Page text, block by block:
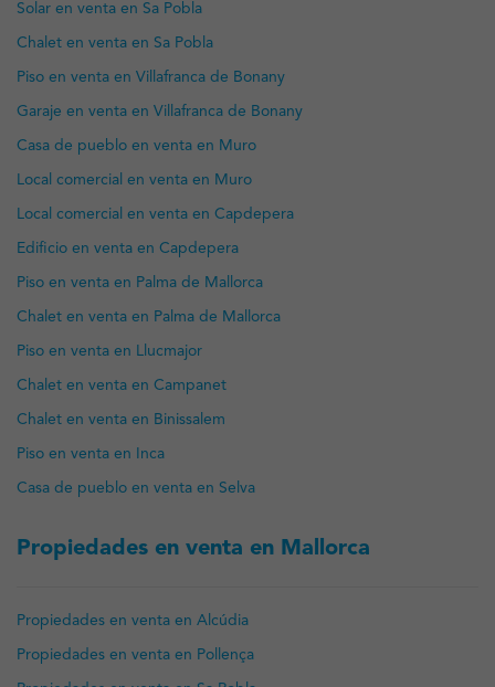
Solar en venta en Sa Pobla
Chalet en venta en Sa Pobla
Piso en venta en Villafranca de Bonany
Garaje en venta en Villafranca de Bonany
Casa de pueblo en venta en Muro
Local comercial en venta en Muro
Local comercial en venta en Capdepera
Edificio en venta en Capdepera
Piso en venta en Palma de Mallorca
Chalet en venta en Palma de Mallorca
Piso en venta en Llucmajor
Chalet en venta en Campanet
Chalet en venta en Binissalem
Piso en venta en Inca
Casa de pueblo en venta en Selva
Propiedades en venta en Mallorca
Propiedades en venta en Alcúdia
Propiedades en venta en Pollença